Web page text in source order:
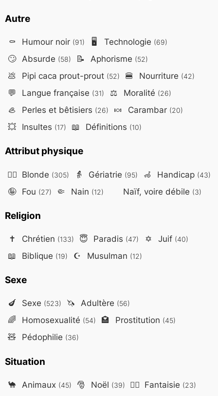
Autre
⚰️ Humour noir (91) 🖥️ Technologie (69)
🙄 Absurde (58) 📝 Aphorisme (52)
💩 Pipi caca prout-prout (52) 🍔 Nourriture (42)
💬 Langue française (31) ⚖️ Moralité (26)
🦪 Perles et bêtisiers (26) 🍬 Carambar (20)
💥 Insultes (17) 📖 Définitions (10)
Attribut physique
👱‍♀️ Blonde (305) 👵 Gériatrie (95) 🦽 Handicap (43)
🤪 Fou (27) 🤏 Nain (12) Naïf, voire débile (3)
Religion
✝️ Chrétien (133) 😇 Paradis (47) ✡️ Juif (40)
📖 Biblique (19) ☪️ Musulman (12)
Sexe
🍆 Sexe (523) 🦄 Adultère (56)
🌈 Homosexualité (54) 🏩 Prostitution (45)
🧸 Pédophilie (36)
Situation
🐪 Animaux (45) 🎅 Noël (39) 🧙‍♂️ Fantaisie (23)